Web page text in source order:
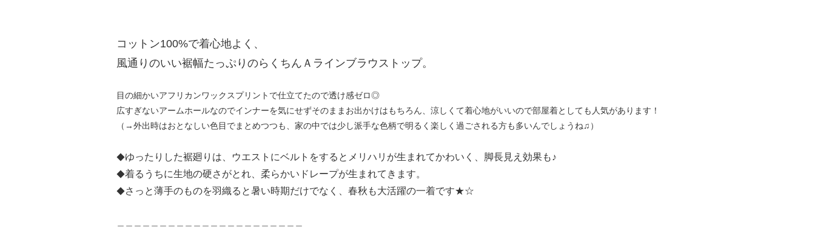
コットン100%で着心地よく、
風通りのいい裾幅たっぷりのらくちんＡラインブラウストップ。
目の細かいアフリカンワックスプリントで仕立てたので透け感ゼロ◎
広すぎないアームホールなのでインナーを気にせずそのままお出かけはもちろん、涼しくて着心地がいいので部屋着としても人気があります！
（→外出時はおとなしい色目でまとめつつも、家の中では少し派手な色柄で明るく楽しく過ごされる方も多いんでしょうね♫）
◆ゆったりした裾廻りは、ウエストにベルトをするとメリハリが生まれてかわいく、脚長見え効果も♪
◆着るうちに生地の硬さがとれ、柔らかいドレープが生まれてきます。
◆さっと薄手のものを羽織ると暑い時期だけでなく、春秋も大活躍の一着です★☆